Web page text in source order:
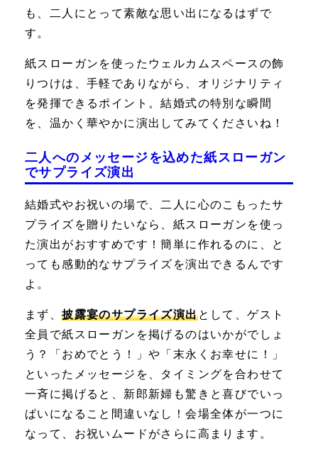
も、二人にとって素敵な思い出になるはずで
す。
紙スローガンを使ったウェルカムスペースの飾
りつけは、手軽でありながら、オリジナリティ
を発揮できるポイント。結婚式の特別な瞬間
を、温かく華やかに演出してみてくださいね！
二人へのメッセージを込めた紙スローガン
でサプライズ演出
結婚式やお祝いの場で、二人に心のこもったサ
プライズを贈りたいなら、紙スローガンを使っ
た演出がおすすめです！簡単に作れるのに、と
っても感動的なサプライズを演出できるんです
よ。
まず、披露宴のサプライズ演出として、ゲスト
全員で紙スローガンを掲げるのはいかがでしょ
う？「おめでとう！」や「末永くお幸せに！」
といったメッセージを、タイミングを合わせて
一斉に掲げると、新郎新婦も驚きと喜びでいっ
ぱいになること間違いなし！会場全体が一つに
なって、お祝いムードがさらに高まります。